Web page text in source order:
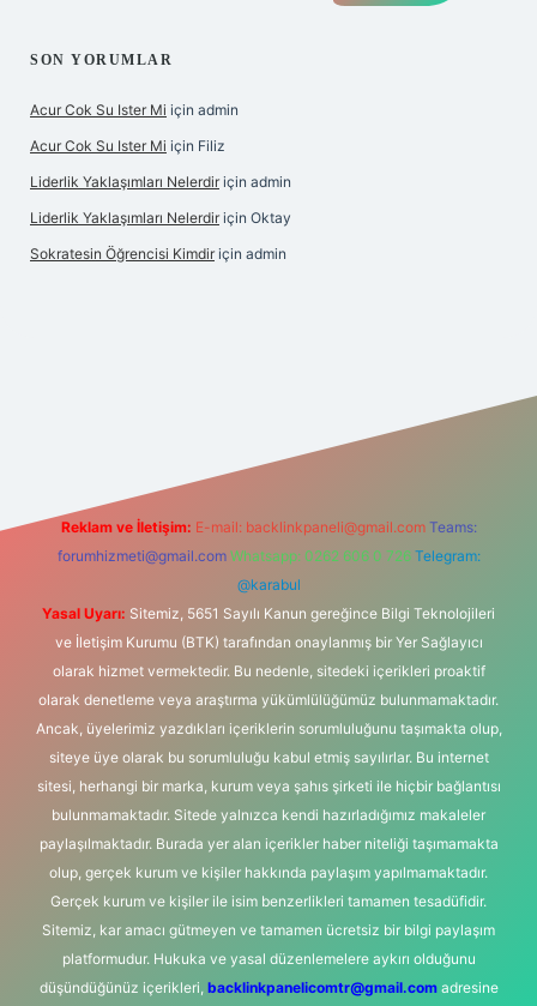
SON YORUMLAR
Acur Cok Su Ister Mi için admin
Acur Cok Su Ister Mi için Filiz
Liderlik Yaklaşımları Nelerdir için admin
Liderlik Yaklaşımları Nelerdir için Oktay
Sokratesin Öğrencisi Kimdir için admin
Reklam ve İletişim: E-mail: backlinkpaneli@gmail.com Teams:
forumhizmeti@gmail.com Whatsapp: 0262 606 0 726 Telegram:
@karabul
Yasal Uyarı: Sitemiz, 5651 Sayılı Kanun gereğince Bilgi Teknolojileri
ve İletişim Kurumu (BTK) tarafından onaylanmış bir Yer Sağlayıcı
olarak hizmet vermektedir. Bu nedenle, sitedeki içerikleri proaktif
olarak denetleme veya araştırma yükümlülüğümüz bulunmamaktadır.
Ancak, üyelerimiz yazdıkları içeriklerin sorumluluğunu taşımakta olup,
siteye üye olarak bu sorumluluğu kabul etmiş sayılırlar. Bu internet
sitesi, herhangi bir marka, kurum veya şahıs şirketi ile hiçbir bağlantısı
bulunmamaktadır. Sitede yalnızca kendi hazırladığımız makaleler
paylaşılmaktadır. Burada yer alan içerikler haber niteliği taşımamakta
olup, gerçek kurum ve kişiler hakkında paylaşım yapılmamaktadır.
Gerçek kurum ve kişiler ile isim benzerlikleri tamamen tesadüfidir.
Sitemiz, kar amacı gütmeyen ve tamamen ücretsiz bir bilgi paylaşım
platformudur. Hukuka ve yasal düzenlemelere aykırı olduğunu
düşündüğünüz içerikleri, backlinkpanelicomtr@gmail.comadresine